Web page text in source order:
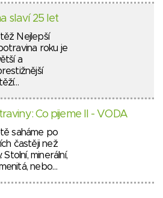
slaví 25 let
Nejlepší
roku je
a
Co pijeme II - VODA
saháme po
častěji než
Stolní, minerální,
nebo…